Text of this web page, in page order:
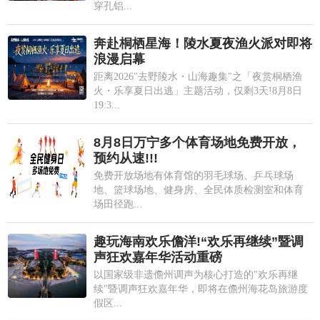
穿孔铝...
奔赴桐栖星海！陵水夏夜渔火派对即将
浪漫启幕
距离2026"去野陵水・山海趣集"之「夜赏桐栖渔
火・乐享夏日出逃」主题活动，仅剩3天!8月8日
19:3...
8月8日万宁多个体育场地免费开放，
预约从速!!!
免费开放场地有体育馆的羽毛球场、乒乓球场
地、篮球场地、健身房、全民体质检测室和体育
场田径跑...
趣玩海南欢乐儋洋!“欢乐再继续”暨调
声狂欢嘉年华活动重磅
以国家级非遗儋州调声为核心打造的"欢乐再继
续"暨调声狂欢嘉年华，即将在儋州海花岛旅游度
假区...